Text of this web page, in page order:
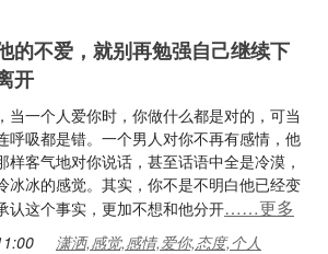
的不爱，就别再勉强自己继续下
开
当一个人爱你时，你做什么都是对的，可当
呼吸都是错。一个男人对你不再有感情，他
样客气地对你说话，甚至话语中全是冷漠，
冰冰的感觉。其实，你不是不明白他已经变
认这个事实，更加不想和他分开……更多
潇洒,感觉,感情,爱你,态度,个人